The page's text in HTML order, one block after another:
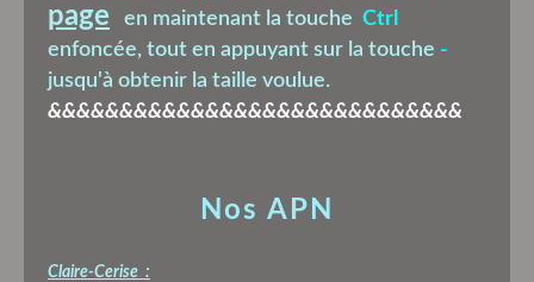
Nos APN
Claire-Cerise :
page
en maintenant la touche Ctrl
enfoncée, tout en appuyant sur la touche -
jusqu'à obtenir la taille voulue.
&&&&&&&&&&&&&&&&&&&&&&&&&&&&&